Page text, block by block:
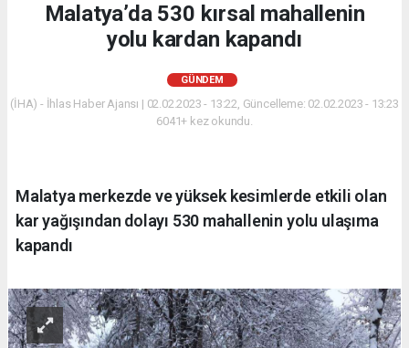
Malatya’da 530 kırsal mahallenin
yolu kardan kapandı
GÜNDEM
(İHA) - İhlas Haber Ajansı | 02.02.2023 - 13:22, Güncelleme: 02.02.2023 - 13:23
6041+ kez okundu.
Malatya merkezde ve yüksek kesimlerde etkili olan
kar yağışından dolayı 530 mahallenin yolu ulaşıma
kapandı